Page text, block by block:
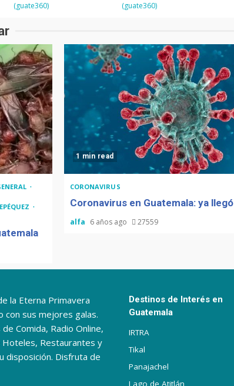
(guate360)
(guate360)
1 min read
CORONAVIRUS
Coronavirus en Guatemala: ya llegó
alfa 6 años ago 27559
la Eterna Primavera
con sus mejores galas.
Comida, Radio Online,
Restaurantes y
disposición. Disfruta de
Destinos de Interés en
Guatemala
IRTRA
Tikal
Panajachel
Lago de Atitlán